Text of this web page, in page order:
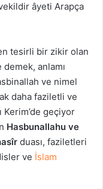
âyeti Arapça
tesirli bir zikir olan
demek, anlamı
ve nimel
daha faziletli ve
Kerim’de geçiyor
Hasbunallahu ve
duası, faziletleri
ve İslam